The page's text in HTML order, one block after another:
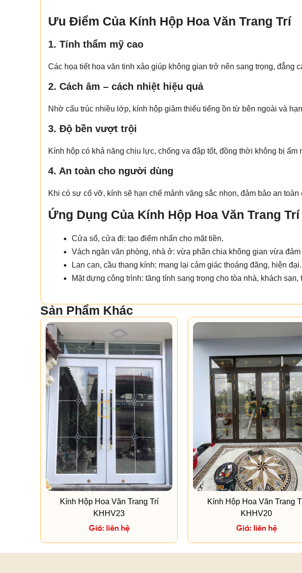
Ưu Điểm Của Kính Hộp Hoa Văn Trang Trí
1. Tính thẩm mỹ cao
Các họa tiết hoa văn tinh xảo giúp không gian trở nên sang trọng, đẳng
2. Cách âm – cách nhiệt hiệu quả
Nhờ cấu trúc nhiều lớp, kính hộp giảm thiểu tiếng ồn từ bên ngoài và
3. Độ bền vượt trội
Kính hộp có khả năng chịu lực, chống va đập tốt, đồng thời không bị ẩm
4. An toàn cho người dùng
Khi có sự cố vỡ, kính sẽ hạn chế mảnh văng sắc nhọn, đảm bảo an toàn
Ứng Dụng Của Kính Hộp Hoa Văn Trang Trí
Cửa sổ, cửa đi: tạo điểm nhấn cho mặt tiền.
Vách ngăn văn phòng, nhà ở: vừa phân chia không gian vừa đảm
Lan can, cầu thang kính: mang lại cảm giác thoáng đãng, hiện đại.
Mặt dựng công trình: tăng tính sang trọng cho tòa nhà, khách
Sản Phẩm Khác
Kính Hộp Hoa Văn Trang Trí
KHHV23
Giá: liên hệ
Kính Hộp Hoa Văn Trang
KHHV20
Giá: liên hệ